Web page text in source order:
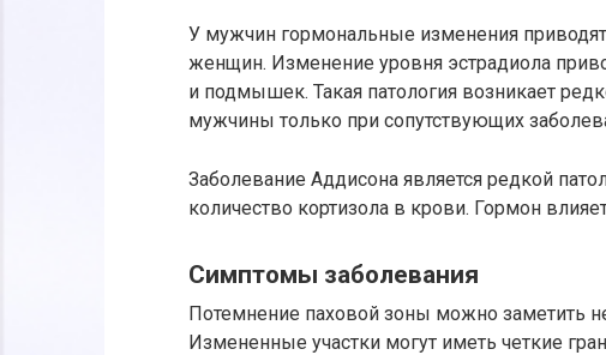
У мужчин гормональные изменения
женщин. Изменение уровня эстрадиола
и подмышек. Такая патология возникает
мужчины только при сопутствующих
Заболевание Аддисона является редкой
количество кортизола в крови. Гормон
Симптомы заболевания
Потемнение паховой зоны можно заметить
Измененные участки могут иметь четкие